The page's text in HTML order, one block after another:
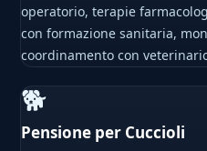
operatorio, terapie
con formazione sanitaria,
coordinamento con
🐕
Pensione per Cuccioli